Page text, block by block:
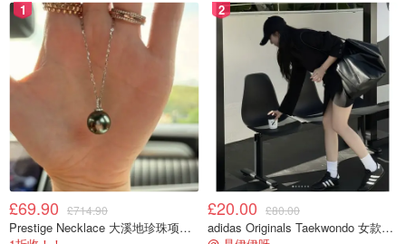
建设银行 普通客户
汇款金额的
0.10％，最低20
元/笔，最高300
元/笔
80元/笔
兴业银行 普通客户
汇款金额的
元/笔，最高200
元/笔
100元/笔
1
£69.90 £714.90
Prestige Necklace 大溪地珍珠项链 10-11mm
2
£20.00 £80.00
adidas Originals Taekwondo 女款黑色运动鞋